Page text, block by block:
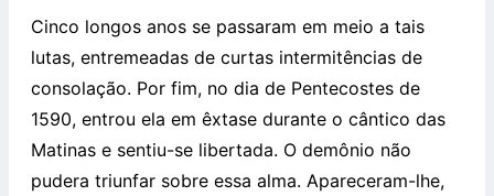
Cinco longos anos se passaram em meio a tais
lutas, entremeadas de curtas intermitências de
consolação. Por fim, no dia de Pentecostes de
1590, entrou ela em êxtase durante o cântico das
Matinas e sentiu-se libertada. O demônio não
pudera triunfar sobre essa alma. Apareceram-lhe,